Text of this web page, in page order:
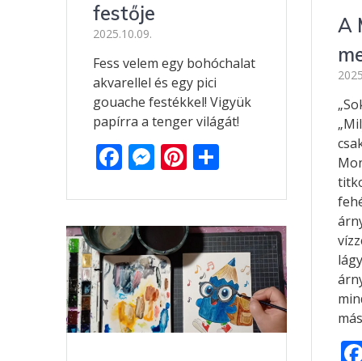
festője
2025.10.09.
Fess velem egy bohóchalat
akvarellel és egy pici
gouache festékkel! Vigyük
papírra a tenger világát!
F
e
b
o
o
k
M
ss
e
n
g
er
Pi
er
e
st
za
m
e
g
A